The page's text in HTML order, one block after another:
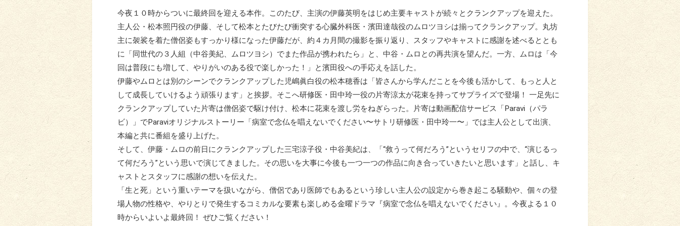
今夜１０時からついに最終回を迎える本作。このたび、主演の伊藤英明をはじめ主要キャストが続々とクランクアップを迎えた。
主人公・松本照円役の伊藤、そして松本とたびたび衝突する心臓外科医・濱田達哉役のムロツヨシは揃ってクランクアップ。丸坊
主に袈裟を着た僧侶姿もすっかり様になった伊藤だが、約４カ月間の撮影を振り返り、スタッフやキャストに感謝を述べるととも
に「同世代の３人組（中谷美紀、ムロツヨシ）でまた作品が携われたら」と、中谷・ムロとの再共演を望んだ。一方、ムロは「今
回は普段にも増して、やりがいのある役で楽しかった！」と濱田役への手応えを話した。
伊藤やムロとは別のシーンでクランクアップした児嶋眞白役の松本穂香は「皆さんから学んだことを今後も活かして、もっと人と
して成長していけるよう頑張ります」と挨拶。そこへ研修医・田中玲一役の片寄涼太が花束を持ってサプライズで登場！ 一足先に
クランクアップしていた片寄は僧侶姿で駆け付け、松本に花束を渡し労をねぎらった。片寄は動画配信サービス「Paravi（パラ
ビ）」でParaviオリジナルストーリー「病室で念仏を唱えないでください〜サトリ研修医・田中玲一〜」では主人公として出演、
本編と共に番組を盛り上げた。
そして、伊藤・ムロの前日にクランクアップした三宅涼子役・中谷美紀は、「“救うって何だろう”というセリフの中で、“演じるっ
て何だろう”という思いで演じてきました。その思いを大事に今後も一つ一つの作品に向き合っていきたいと思います」と話し、キ
ャストとスタッフに感謝の想いを伝えた。
「生と死」という重いテーマを扱いながら、僧侶であり医師でもあるという珍しい主人公の設定から巻き起こる騒動や、個々の登
場人物の性格や、やりとりで発生するコミカルな要素も楽しめる金曜ドラマ『病室で念仏を唱えないでください』。今夜よる１０
時からいよいよ最終回！ ぜひご覧ください！